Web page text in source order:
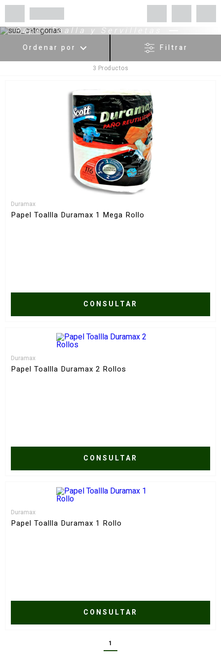
Papel Toalla y Servilletas
Ordenar por
Fecha de lanzamiento
Filtrar
3 Productos
Duramax
Papel Toallla Duramax 1 Mega Rollo
CONSULTAR
Duramax
Papel Toallla Duramax 2 Rollos
CONSULTAR
Duramax
Papel Toallla Duramax 1 Rollo
CONSULTAR
1